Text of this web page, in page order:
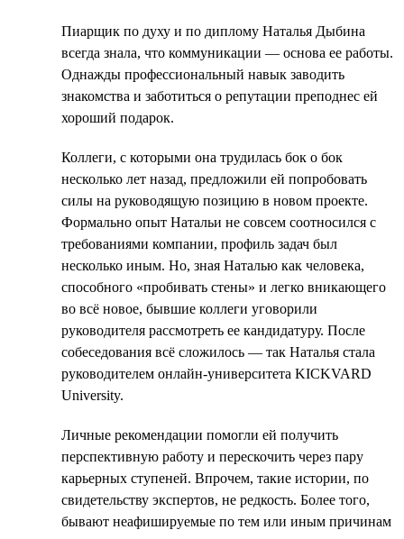
Пиарщик по духу и по диплому Наталья Дыбина
всегда знала, что коммуникации — основа ее работы.
Однажды профессиональный навык заводить
знакомства и заботиться о репутации преподнес ей
хороший подарок.
Коллеги, с которыми она трудилась бок о бок
несколько лет назад, предложили ей попробовать
силы на руководящую позицию в новом проекте.
Формально опыт Натальи не совсем соотносился с
требованиями компании, профиль задач был
несколько иным. Но, зная Наталью как человека,
способного «пробивать стены» и легко вникающего
во всё новое, бывшие коллеги уговорили
руководителя рассмотреть ее кандидатуру. После
собеседования всё сложилось — так Наталья стала
руководителем онлайн-университета KICKVARD
University.
Личные рекомендации помогли ей получить
перспективную работу и перескочить через пару
карьерных ступеней. Впрочем, такие истории, по
свидетельству экспертов, не редкость. Более того,
бывают неафишируемые по тем или иным причинам